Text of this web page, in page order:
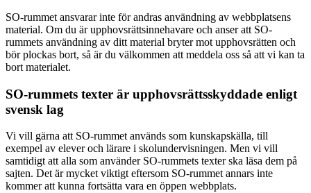
SO-rummet ansvarar inte för andras användning av webbplatsens
material. Om du är upphovsrättsinnehavare och anser att SO-
rummets användning av ditt material bryter mot upphovsrätten och
bör plockas bort, så är du välkommen att meddela oss så att vi kan ta
bort materialet.
SO-rummets texter är upphovsrättsskyddade enligt
svensk lag
Vi vill gärna att SO-rummet används som kunskapskälla, till
exempel av elever och lärare i skolundervisningen. Men vi vill
samtidigt att alla som använder SO-rummets texter ska läsa dem på
sajten. Det är mycket viktigt eftersom SO-rummet annars inte
kommer att kunna fortsätta vara en öppen webbplats.